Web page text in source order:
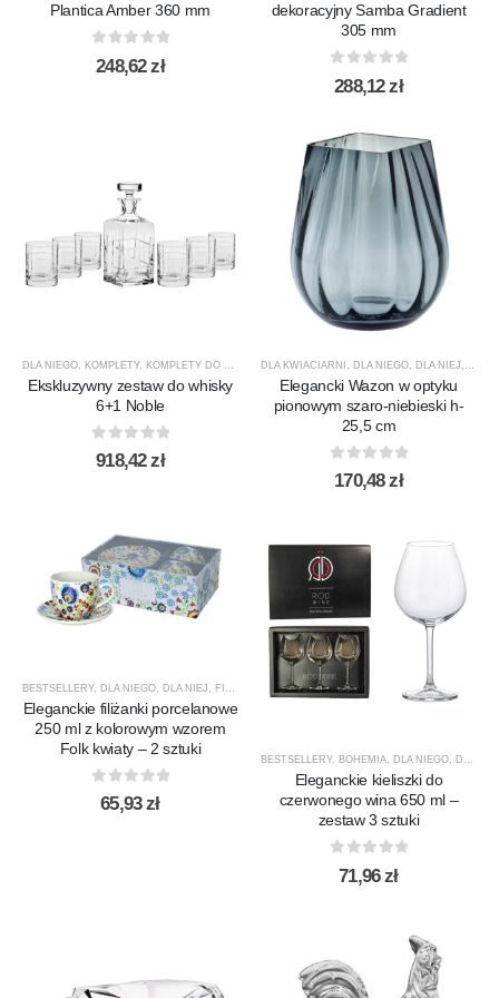
Plantica Amber 360 mm
0out of 5
248,62zł
dekoracyjny Samba Gradient
305 mm
0out of 5
288,12zł
DLA NIEGO KOMPLETY, KOMPLETY DO WHISKY , KROSNO GLASS ,NOBLE,PREZENTY,
Ekskluzywny zestaw do whisky
6+1 Noble
0out of 5
918,42zł
DLA KWIACIARNI DLA NIEGO DLA NIEJ
Elegancki Wazon w optyku
pionowym szaro-niebieski h-
25,5 cm
0out of 5
170,48zł
BESTSELLERY, DLA NIEGO DLA NIEJ FILIŻANKI / KUBKI ,LAV,NOWOŚCI PORCELANA
Eleganckie filiżanki porcelanowe
250 ml z kolorowym wzorem
Folk kwiaty – 2 sztuki
out of 5
65,93zł
BESTSELLERY, BOHEMIA, DLA NIEGO, DLA NIEJ
Eleganckie kieliszki do
czerwonego wina 650 ml –
zestaw 3 sztuki
out of 5
71,96zł